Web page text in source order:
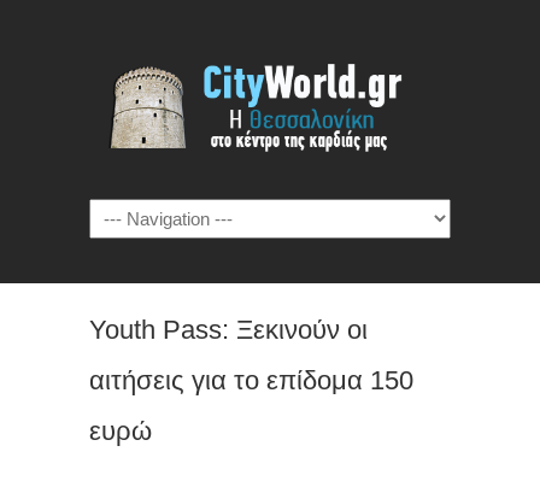
Youth Pass: Ξεκινούν οι
αιτήσεις για το επίδομα 150
ευρώ